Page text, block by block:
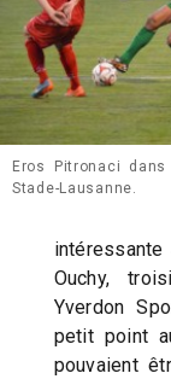
Eros Pitronaci
Stade-Lausanne.
intéressante
Ouchy,
Yverdon
petit point
pouvaient